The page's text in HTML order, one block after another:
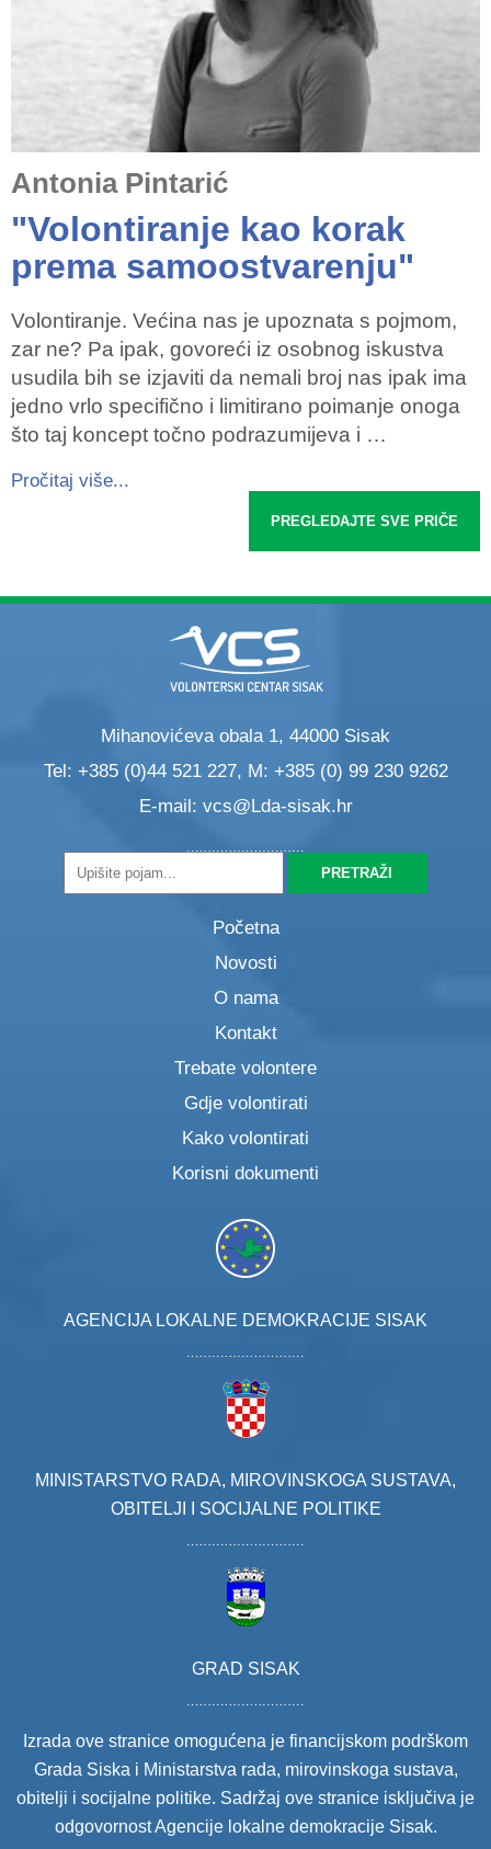
Antonia Pintarić
"Volontiranje kao korak
prema samoostvarenju"
Volontiranje. Većina nas je upoznata s pojmom,
zar ne? Pa ipak, govoreći iz osobnog iskustva
usudila bih se izjaviti da nemali broj nas ipak ima
jedno vrlo specifično i limitirano poimanje onoga
što taj koncept točno podrazumijeva i …
Pročitaj više...
PREGLEDAJTE SVE PRIČE
Mihanovićeva obala 1, 44000 Sisak
Tel: +385 (0)44 521 227, M: +385 (0) 99 230 9262
E-mail: vcs@Lda-sisak.hr
Početna
Novosti
O nama
Kontakt
Trebate volontere
Gdje volontirati
Kako volontirati
Korisni dokumenti
AGENCIJA LOKALNE DEMOKRACIJE SISAK
MINISTARSTVO RADA, MIROVINSKOGA SUSTAVA,
OBITELJI I SOCIJALNE POLITIKE
GRAD SISAK
Izrada ove stranice omogućena je financijskom podrškom
Grada Siska i Ministarstva rada, mirovinskoga sustava,
obitelji i socijalne politike. Sadržaj ove stranice isključiva je
odgovornost Agencije lokalne demokracije Sisak.